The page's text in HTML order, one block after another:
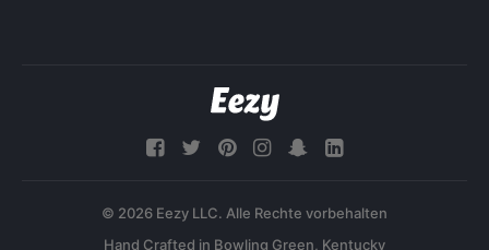
© 2026 Eezy LLC. Alle Rechte vorbehalten